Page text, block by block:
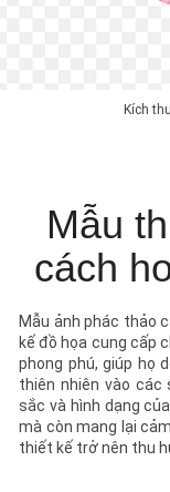
Kích
Mẫu
cách
Mẫu ảnh phác thảo
kế đồ họa cung cấp
phong phú, giúp
thiên nhiên vào các
sắc và hình dạng
mà còn mang lại
thiết kế trở nên thu